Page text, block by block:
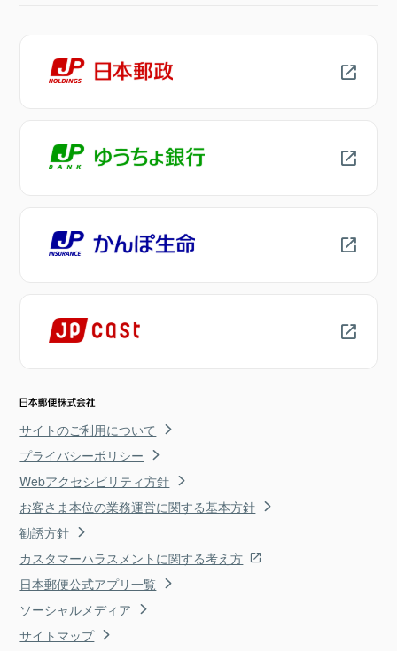
サイトのご利用について
プライバシーポリシー
Webアクセシビリティ方針
お客さま本位の業務運営に関する基本方針
勧誘方針
カスタマーハラスメントに関する考え方
日本郵便公式アプリ一覧
ソーシャルメディア
サイトマップ